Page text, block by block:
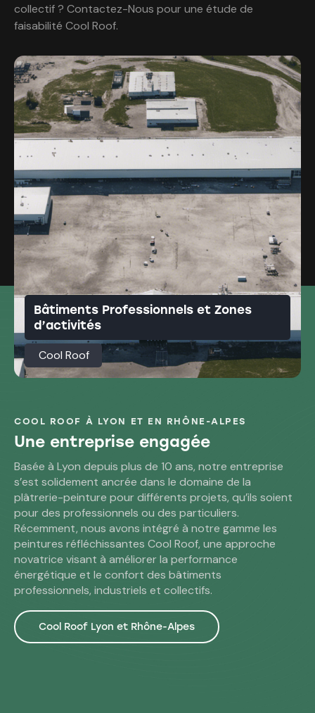
collectif ? Contactez-Nous pour une étude de
faisabilité Cool Roof.
Bâtiments Professionnels et Zones
d’activités
Cool Roof
COOL ROOF À LYON ET EN RHÔNE-ALPES
Une entreprise engagée
Basée à Lyon depuis plus de 10 ans, notre entreprise
s’est solidement ancrée dans le domaine de la
plâtrerie-peinture pour différents projets, qu’ils soient
pour des professionnels ou des particuliers.
Récemment, nous avons intégré à notre gamme les
peintures réfléchissantes Cool Roof, une approche
novatrice visant à améliorer la performance
énergétique et le confort des bâtiments
professionnels, industriels et collectifs.
Cool Roof Lyon et Rhône-Alpes